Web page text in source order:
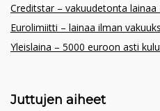
Creditstar – vakuudetonta
Eurolimiitti – lainaa ilman
Yleislaina – 5000 euroon asti
Juttujen aiheet